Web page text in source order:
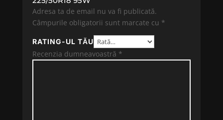
Adresa ta de email nu va fi publicată.
Câmpurile obligatorii sunt marcate cu *
RATING-UL TĂU
Recenzia dumneavoastră *